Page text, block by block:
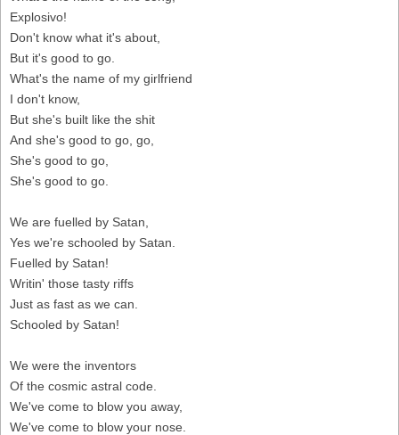
Explosivo!
Don't know what it's about,
But it's good to go.
What's the name of my girlfriend
I don't know,
But she's built like the shit
And she's good to go, go,
She's good to go,
She's good to go.
We are fuelled by Satan,
Yes we're schooled by Satan.
Fuelled by Satan!
Writin' those tasty riffs
Just as fast as we can.
Schooled by Satan!
We were the inventors
Of the cosmic astral code.
We've come to blow you away,
We've come to blow your nose.